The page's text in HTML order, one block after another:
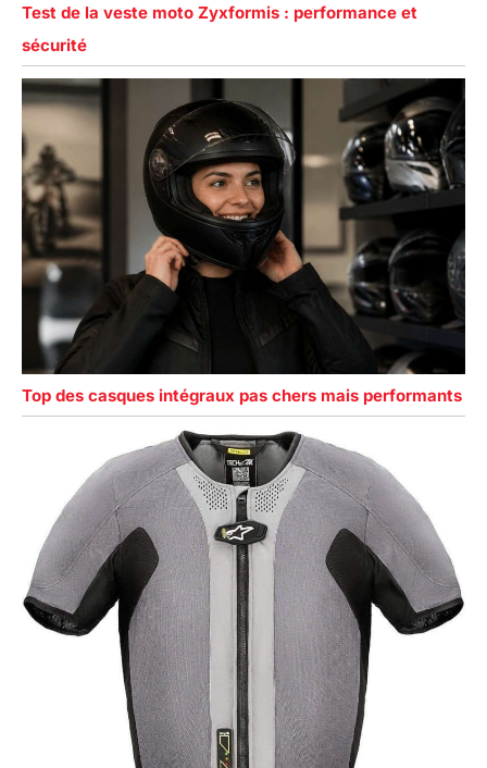
Test de la veste moto Zyxformis : performance et
sécurité
Top des casques intégraux pas chers mais performants